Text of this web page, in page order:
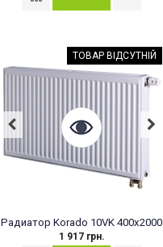
ТОВАР ВІДСУТНІЙ
Радиатор Korado 10VK 400x2000
1 917 грн.